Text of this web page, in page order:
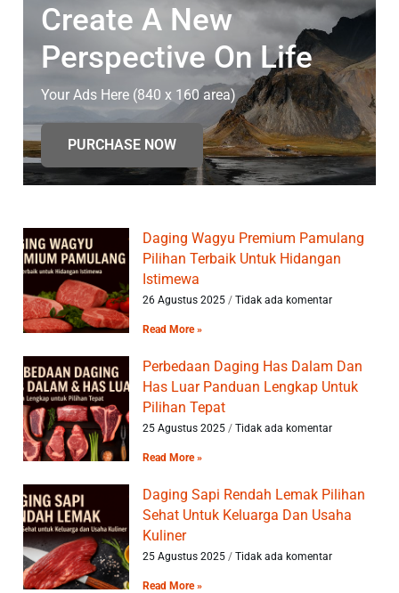
Create A New
Perspective On Life
Your Ads Here (840 x 160 area)
PURCHASE NOW
Daging Wagyu Premium Pamulang
Pilihan Terbaik Untuk Hidangan
Istimewa
26 Agustus 2025 Tidak ada komentar
Read More »
Perbedaan Daging Has Dalam Dan
Has Luar Panduan Lengkap Untuk
Pilihan Tepat
25 Agustus 2025 Tidak ada komentar
Read More »
Daging Sapi Rendah Lemak Pilihan
Sehat Untuk Keluarga Dan Usaha
Kuliner
25 Agustus 2025 Tidak ada komentar
Read More »